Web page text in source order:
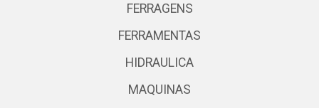
FERRAGENS
FERRAMENTAS
HIDRAULICA
MAQUINAS